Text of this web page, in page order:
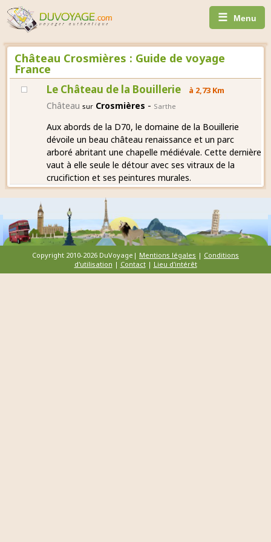
☰ Menu
Château Crosmières : Guide de voyage
France
Le Château de la Bouillerie à 2,73 Km
Château sur Crosmières - Sarthe
Aux abords de la D70, le domaine de la Bouillerie
dévoile un beau château renaissance et un parc
arboré abritant une chapelle médiévale. Cette dernière
vaut à elle seule le détour avec ses vitraux de la
crucifiction et ses peintures murales.
Copyright 2010-2026 DuVoyage| Mentions légales | Conditions
d'utilisation | Contact| Lieu d'intérêt